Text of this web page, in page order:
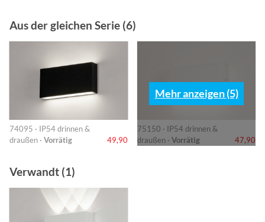
Aus der gleichen Serie (6)
74095 · IP54 drinnen &
draußen · Vorrätig 49,90
75150 · IP54 drinnen &
draußen · Vorrätig 47,90
Mehr anzeigen (5)
Verwandt (1)